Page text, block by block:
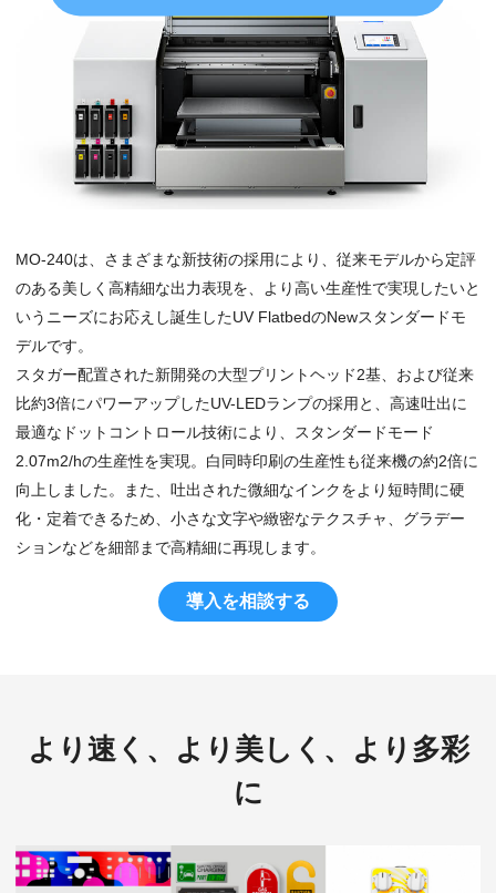
MO-240は、さまざまな新技術の採用により、従来モデルから定評
のある美しく高精細な出力表現を、より高い生産性で実現したいと
いうニーズにお応えし誕生したUV FlatbedのNewスタンダードモ
デルです。
スタガー配置された新開発の大型プリントヘッド2基、および従来
比約3倍にパワーアップしたUV-LEDランプの採用と、高速吐出に
最適なドットコントロール技術により、スタンダードモード
2.07m2/hの生産性を実現。白同時印刷の生産性も従来機の約2倍に
向上しました。また、吐出された微細なインクをより短時間に硬
化・定着できるため、小さな文字や緻密なテクスチャ、グラデー
ションなどを細部まで高精細に再現します。
導入を相談する
より速く、より美しく、より多彩
に